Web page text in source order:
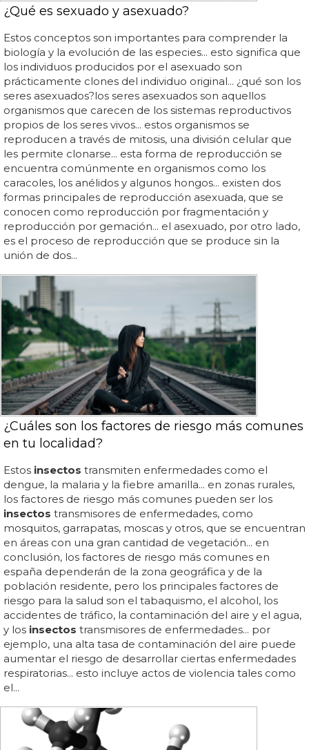
¿Qué es sexuado y asexuado?
Estos conceptos son importantes para comprender la
biología y la evolución de las especies... esto significa que
los individuos producidos por el asexuado son
prácticamente clones del individuo original... ¿qué son los
seres asexuados?los seres asexuados son aquellos
organismos que carecen de los sistemas reproductivos
propios de los seres vivos... estos organismos se
reproducen a través de mitosis, una división celular que
les permite clonarse... esta forma de reproducción se
encuentra comúnmente en organismos como los
caracoles, los anélidos y algunos hongos... existen dos
formas principales de reproducción asexuada, que se
conocen como reproducción por fragmentación y
reproducción por gemación... el asexuado, por otro lado,
es el proceso de reproducción que se produce sin la
unión de dos...
¿Cuáles son los factores de riesgo más comunes
en tu localidad?
Estos insectos transmiten enfermedades como el
dengue, la malaria y la fiebre amarilla... en zonas rurales,
los factores de riesgo más comunes pueden ser los
insectos transmisores de enfermedades, como
mosquitos, garrapatas, moscas y otros, que se encuentran
en áreas con una gran cantidad de vegetación... en
conclusión, los factores de riesgo más comunes en
españa dependerán de la zona geográfica y de la
población residente, pero los principales factores de
riesgo para la salud son el tabaquismo, el alcohol, los
accidentes de tráfico, la contaminación del aire y el agua,
y los insectos transmisores de enfermedades... por
ejemplo, una alta tasa de contaminación del aire puede
aumentar el riesgo de desarrollar ciertas enfermedades
respiratorias... esto incluye actos de violencia tales como
el...